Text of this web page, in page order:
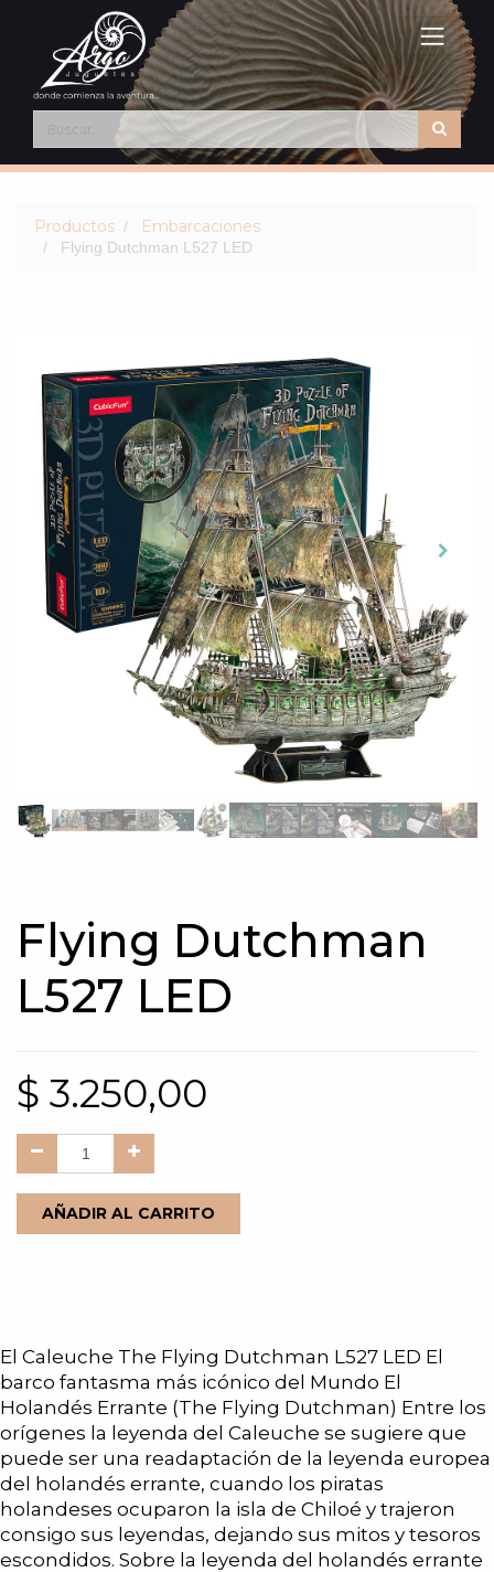
Productos Embarcaciones
Flying Dutchman L527 LED
Flying Dutchman
L527 LED
$ 3.250,00
AÑADIR AL CARRITO
El Caleuche The Flying Dutchman L527 LED El
barco fantasma más icónico del Mundo El
Holandés Errante (The Flying Dutchman) Entre los
orígenes la leyenda del Caleuche se sugiere que
puede ser una readaptación de la leyenda europea
del holandés errante, cuando los piratas
holandeses ocuparon la isla de Chiloé y trajeron
consigo sus leyendas, dejando sus mitos y tesoros
escondidos. Sobre la leyenda del holandés errante